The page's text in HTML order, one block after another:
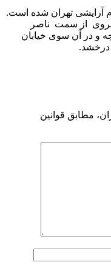
آرایشی تهران شده است.
مروی از سمت ناصر
و در آن سوی خیابان
مطابق قوانين